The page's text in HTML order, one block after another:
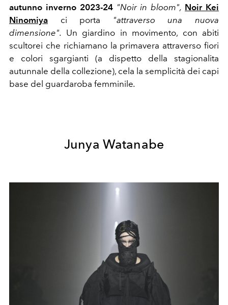
autunno inverno 2023-24 "Noir in bloom", Noir Kei
Ninomiya ci porta "attraverso una nuova
dimensione". Un giardino in movimento, con abiti
scultorei che richiamano la primavera attraverso fiori
e colori sgargianti (a dispetto della stagionalita
autunnale della collezione), cela la semplicità dei capi
base del guardaroba femminile.
Junya Watanabe